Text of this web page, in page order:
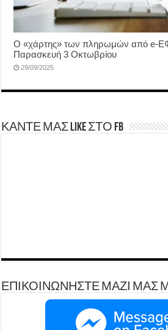
Ο «χάρτης» των πληρωμών από e-
Παρασκευή 3 Οκτωβρίου
29/09/2025
ΚΑΝΤΕ ΜΑΣ LIKE ΣΤΟ FB
ΕΠΙΚΟΙΝΩΝΗΣΤΕ ΜΑΖΙ ΜΑΣ ΜΕ